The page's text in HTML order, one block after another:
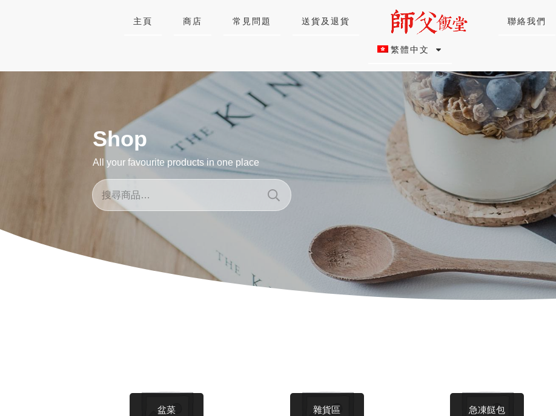
主頁 商店 常見問題 送貨及退貨 聯絡我們
繁體中文
Shop
All your favourite products in one place
搜
尋
盆菜 雜貨區 急凍餸包